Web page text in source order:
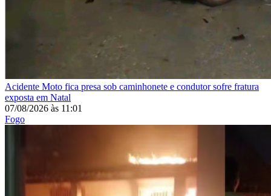
Acidente Moto fica presa sob caminhonete e condutor sofre fratura
exposta em Natal
07/08/2026 às 11:01
Fogo